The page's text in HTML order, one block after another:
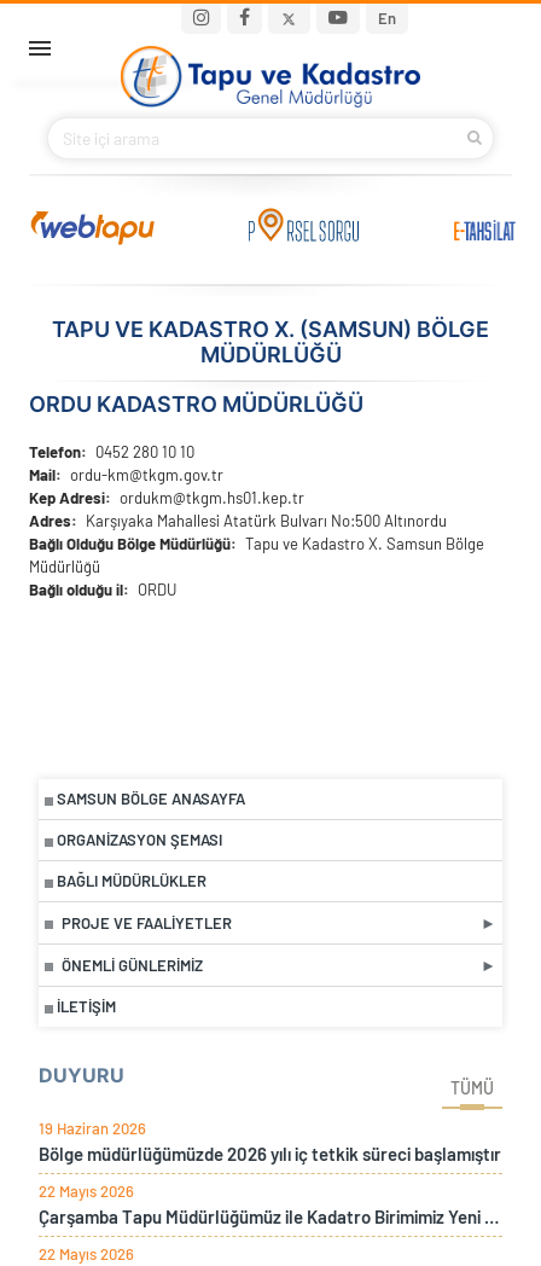
En
Main navigation
BAKANIMIZ
KURUMSAL
İLETIŞIM
S.S.S.
TAPU VE KADASTRO X. (SAMSUN) BÖLGE
MÜDÜRLÜĞÜ
SAMSUN BÖLGE ANASAYFA
ORGANIZASYON ŞEMASI
BAĞLI MÜDÜRLÜKLER
PROJE VE FAALIYETLER
ÖNEMLI GÜNLERIMIZ
İLETIŞIM
DUYURU
TÜMÜ
19 Haziran 2026
Bölge müdürlüğümüzde 2026 yılı iç tetkik süreci başlamıştır
22 Mayıs 2026
Çarşamba Tapu Müdürlüğümüz ile Kadatro Birimimiz Yeni Hizmet Binamızda Çalışmalarına Başlamıştır
22 Mayıs 2026
ORDU KADASTRO MÜDÜRLÜĞÜ
Telefon
0452 280 10 10
Mail
ordu-km@tkgm.gov.tr
Kep Adresi
ordukm@tkgm.hs01.kep.tr
Adres
Karşıyaka Mahallesi Atatürk Bulvarı No:500 Altınordu
Bağlı Olduğu Bölge Müdürlüğü
Tapu ve Kadastro X. Samsun Bölge
Müdürlüğü
Bağlı olduğu il
ORDU